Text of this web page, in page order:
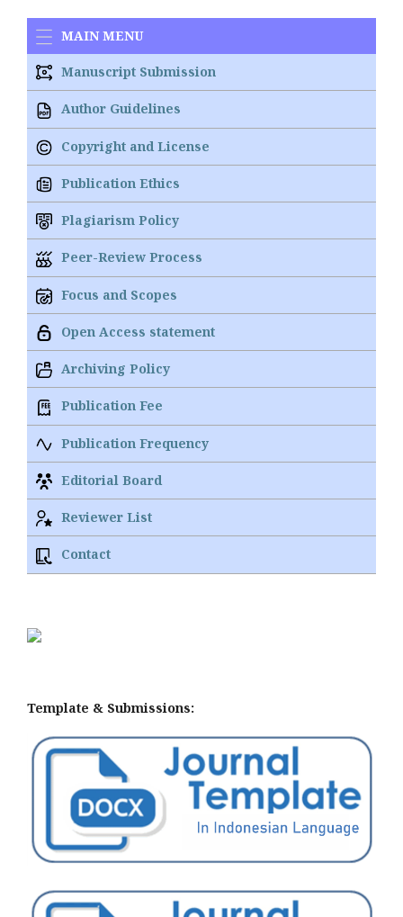
MAIN MENU
Manuscript Submission
Author Guidelines
Copyright and License
Publication Ethics
Plagiarism Policy
Peer-Review Process
Focus and Scopes
Open Access statement
Archiving Policy
Publication Fee
Publication Frequency
Editorial Board
Reviewer List
Contact
Template & Submissions: